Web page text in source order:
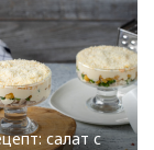
салат с